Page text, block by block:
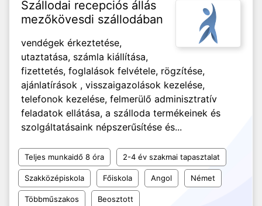
Szállodai recepciós állás
mezőkövesdi szállodában
vendégek érkeztetése,
utaztatása, számla kiállítása,
fizettetés, foglalások felvétele, rögzítése,
ajánlatírások , visszaigazolások kezelése,
telefonok kezelése, felmerülő adminisztratív
feladatok ellátása, a szálloda termékeinek és
szolgáltatásaink népszerűsítése és...
Teljes munkaidő 8 óra 2-4 év szakmai tapasztalat
Szakközépiskola Főiskola Angol Német
Többműszakos Beosztott